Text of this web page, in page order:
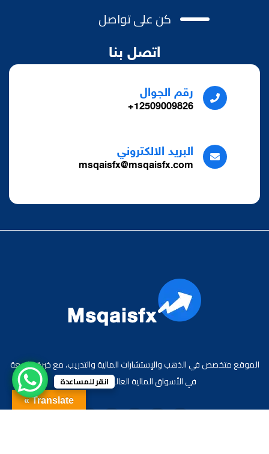
كن على تواصل
اتصل بنا
رقم الجوال
12509009826+
البريد الالكتروني
msqaisfx@msqaisfx.com
الموقع متخصص في الذهب والإستشارات المالية والتدريب، مع خبرة واسعة
في الأسواق المالية العالمية والعربية.
Translate »
انقر للمساعدة